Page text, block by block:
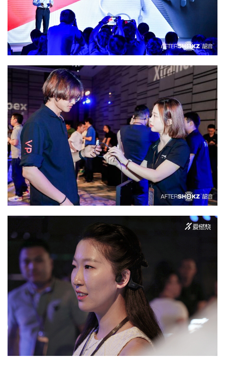
察
装
备
视
频
用
户
精
选
运
动